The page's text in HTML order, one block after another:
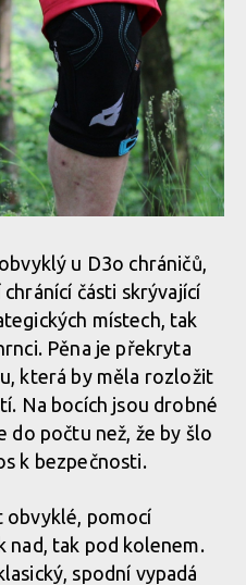
u D3o chráničů,
části skrývající
místech, tak
Pěna je překryta
která by měla rozložit
Na bocích jsou drobné
do počtu než, že by šlo
k bezpečnosti.
obvyklé, pomocí
nad, tak pod kolenem.
spodní vypadá